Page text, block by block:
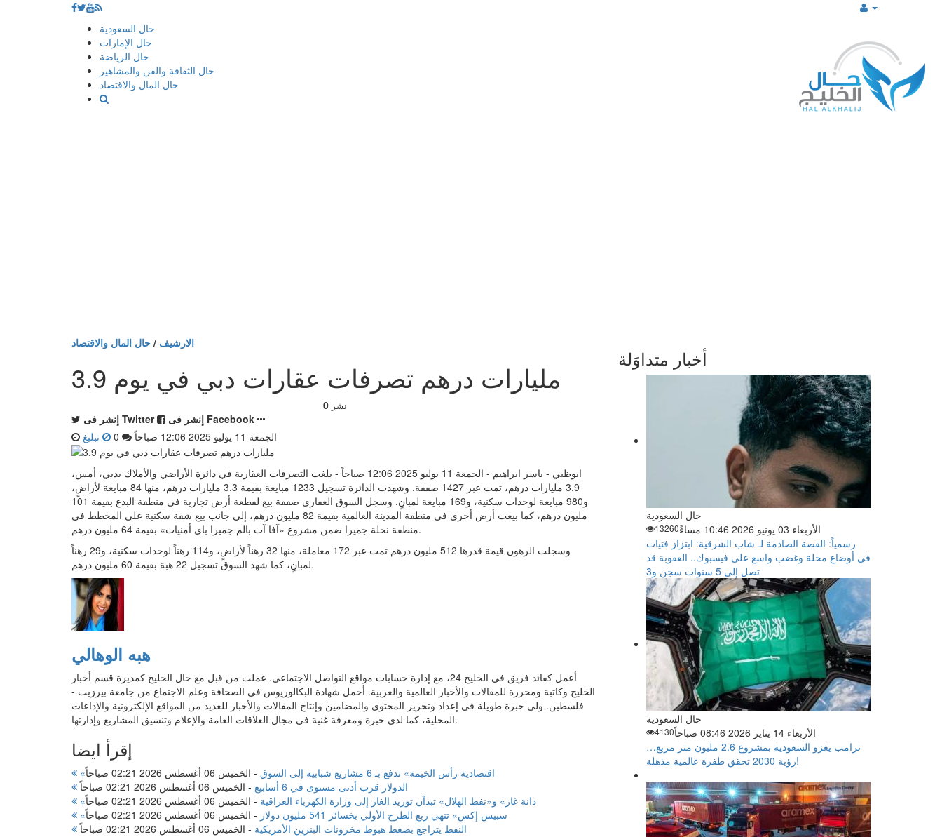
إذهب
المحتوى
حال السعودية
حال الإمارات
حال الرياضة
حال الثقافة والفن والمشاهير
حال المال والاقتصاد
الارشيف / حال المال والاقتصاد
3.9 مليارات درهم تصرفات عقارات دبي في يوم
0 نشر
إنشر فى Twitter
إنشر فى Facebook
الجمعة 11 يوليو 2025 12:06 صباحاً
تبليغ
ابوظبي - ياسر ابراهيم - الجمعة 11 يوليو 2025 12:06 صباحاً - بلغت التصرفات العقارية في دائرة الأراضي والأملاك بدبي، أمس،
3.9 مليارات درهم، تمت عبر 1427 صفقة. وشهدت الدائرة تسجيل 1233 مبايعة بقيمة 3.3 مليارات درهم، منها 84 مبايعة لأراضٍ،
و980 مبايعة لوحدات سكنية، و169 مبايعة لمبانٍ. وسجل السوق العقاري صفقة بيع لقطعة أرض تجارية في منطقة البدع بقيمة 101
مليون درهم، كما بيعت أرض أخرى في منطقة المدينة العالمية بقيمة 82 مليون درهم، إلى جانب بيع شقة سكنية على المخطط في
منطقة نخلة جميرا ضمن مشروع «آفا آت بالم جميرا باي أمنيات» بقيمة 64 مليون درهم.
وسجلت الرهون قيمة قدرها 512 مليون درهم تمت عبر 172 معاملة، منها 32 رهناً لأراضٍ، و114 رهناً لوحدات سكنية، و29 رهناً
لمبانٍ، كما شهد السوق تسجيل 22 هبة بقيمة 60 مليون درهم.
هبه الوهالي
أعمل كقائد فريق في الخليج 24، مع إدارة حسابات مواقع التواصل الاجتماعي. عملت من قبل مع حال الخليج كمديرة قسم أخبار
الخليج وكاتبة ومحررة للمقالات والأخبار العالمية والعربية. أحمل شهادة البكالوريوس في الصحافة وعلم الاجتماع من جامعة بيرزيت -
فلسطين. ولي خبرة طويلة في إعداد وتحرير المحتوى والمضامين وإنتاج المقالات والأخبار للعديد من المواقع الإلكترونية والإذاعات
المحلية، كما لدي خبرة ومعرفة غنية في مجال العلاقات العامة والإعلام وتنسيق المشاريع وإدارتها.
إقرأ ايضا
«اقتصادية رأس الخيمة» تدفع بـ 6 مشاريع شبابية إلى السوق - الخميس 06 أغسطس 2026 02:21 صباحاً
الدولار قرب أدنى مستوى في 6 أسابيع
- الخميس 06 أغسطس 2026 02:21 صباحاً
«دانة غاز» و«نفط الهلال» تبدآن توريد الغاز إلى وزارة الكهرباء العراقية - الخميس 06 أغسطس 2026 02:21 صباحاً
«سبيس إكس» تنهي ربع الطرح الأولي بخسائر 541 مليون دولار
- الخميس 06 أغسطس 2026 02:21 صباحاً
النفط يتراجع بضغط هبوط مخزونات البنزين الأمريكية - الخميس 06 أغسطس 2026 02:21 صباحاً
أخبار متداوَلة
حال السعودية
الأربعاء 03 يونيو 2026 10:46 مساءً
13260
رسمياً: القصة الصادمة لـ شاب الشرقية: ابتزاز فتيات
في أوضاع مخلة وغضب واسع على فيسبوك.. العقوبة قد
تصل إلى 5 سنوات سجن و3
حال السعودية
الأربعاء 14 يناير 2026 08:46 صباحاً
4130
ترامب يغزو السعودية بمشروع 2.6 مليون متر مربع…
رؤية 2030 تحقق طفرة عالمية مذهلة!